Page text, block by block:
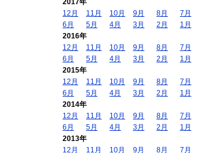
12月
11月 10月 9月 8月
7月
6月
5月 4月 3月 2月
1月
2016年
12月
11月 10月 9月 8月
7月
6月
5月 4月 3月 2月
1月
2015年
12月
11月 10月 9月 8月
7月
6月
5月 4月 3月 2月
1月
2014年
12月
11月 10月 9月 8月
7月
6月
5月 4月 3月 2月
1月
2013年
12月
11月 10月 9月 8月 7月